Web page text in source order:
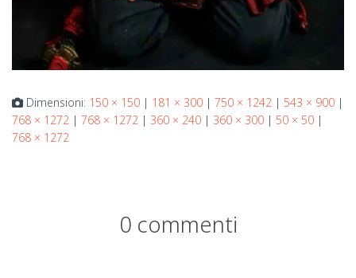
Dimensioni: 150 × 150 | 181 × 300 | 750 × 1242 | 543 × 900 |
768 × 1272 | 768 × 1272 | 360 × 240 | 360 × 300 | 50 × 50 |
768 × 1272
0 commenti